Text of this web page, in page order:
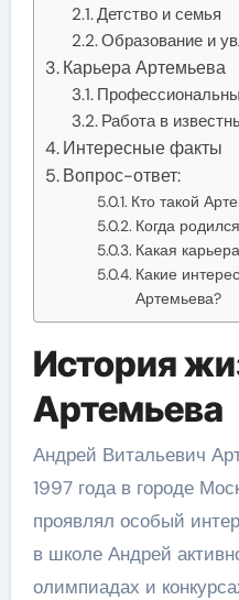
Детство и семья
Образование и
Карьера Артемьева
Работа в
Интересные факты
Вопрос-ответ:
Кто такой
Когда
Какая
Какие
Артемьева?
История
Артемьева
Андрей Витальевич
1997 года в городе
проявлял особый
в школе Андрей
олимпиадах и